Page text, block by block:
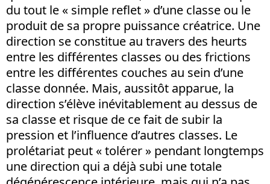
du tout le « simple reflet » d’une classe ou le
produit de sa propre puissance créatrice. Une
direction se constitue au travers des heurts
entre les différentes classes ou des frictions
entre les différentes couches au sein d’une
classe donnée. Mais, aussitôt apparue, la
direction s’élève inévitablement au dessus de
sa classe et risque de ce fait de subir la
pression et l’influence d’autres classes. Le
prolétariat peut « tolérer » pendant longtemps
une direction qui a déjà subi une totale